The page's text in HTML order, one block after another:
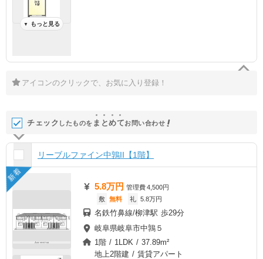
▼ もっと見る
アイコンのクリックで、お気に入り登録！
チェック したものを ま とめてお問い合わせ
リーブルファイン中鶉II【1階】
新着
5.8万円 管理費4,500円
敷 無料 礼 5.8万円
名鉄竹鼻線/柳津駅 歩29分
岐阜県岐阜市中鶉５
1階 / 1LDK / 37.89m²
地上2階建 / 賃貸アパート